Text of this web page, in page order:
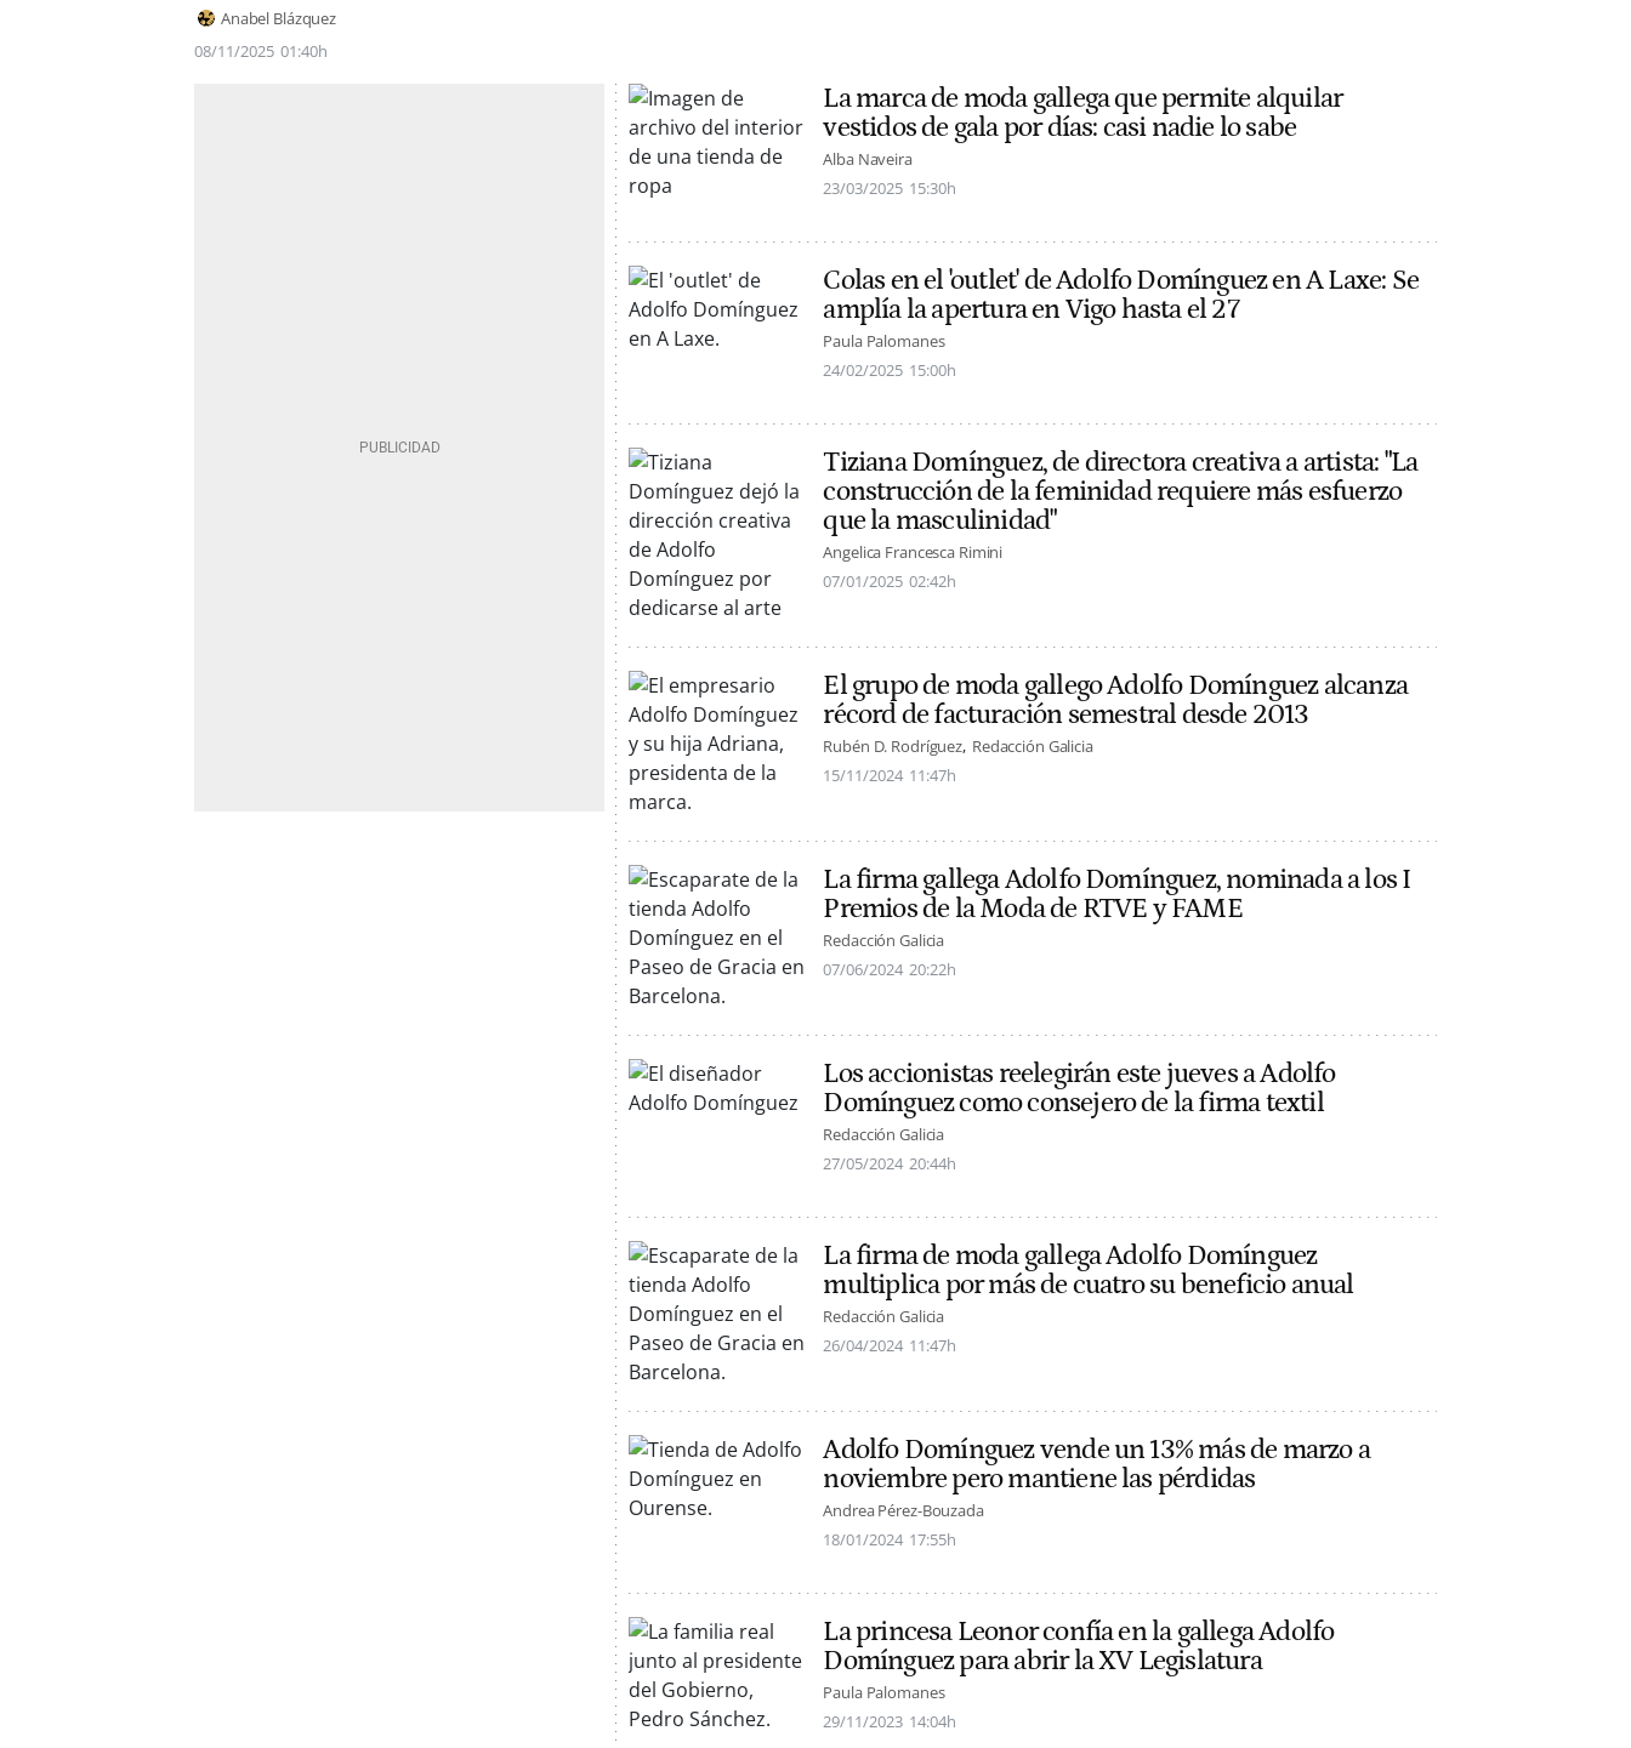
Anabel Blázquez
08/11/2025 01:40h
La marca de moda gallega que permite alquilar
vestidos de gala por días: casi nadie lo sabe
Alba Naveira
23/03/2025 15:30h
Colas en el 'outlet' de Adolfo Domínguez en A Laxe: Se
amplía la apertura en Vigo hasta el 27
Paula Palomanes
24/02/2025 15:00h
Tiziana Domínguez, de directora creativa a artista: "La
construcción de la feminidad requiere más esfuerzo
que la masculinidad"
Angelica Francesca Rimini
07/01/2025 02:42h
El grupo de moda gallego Adolfo Domínguez alcanza
récord de facturación semestral desde 2013
Rubén D. Rodríguez Redacción Galicia
15/11/2024 11:47h
La firma gallega Adolfo Domínguez, nominada a los I
Premios de la Moda de RTVE y FAME
Redacción Galicia
07/06/2024 20:22h
Los accionistas reelegirán este jueves a Adolfo
Domínguez como consejero de la firma textil
Redacción Galicia
27/05/2024 20:44h
La firma de moda gallega Adolfo Domínguez
multiplica por más de cuatro su beneficio anual
Redacción Galicia
26/04/2024 11:47h
Adolfo Domínguez vende un 13% más de marzo a
noviembre pero mantiene las pérdidas
Andrea Pérez-Bouzada
18/01/2024 17:55h
La princesa Leonor confía en la gallega Adolfo
Domínguez para abrir la XV Legislatura
Paula Palomanes
29/11/2023 14:04h